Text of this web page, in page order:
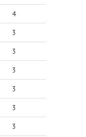
4
3
3
3
3
3
3